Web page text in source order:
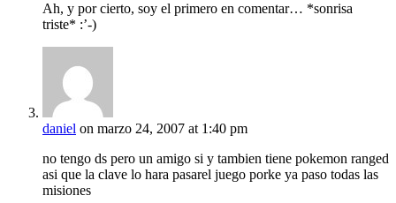
Ah, y por cierto, soy el primero en comentar… *sonrisa
triste* :’-)
daniel on marzo 24, 2007 at 1:40 pm
no tengo ds pero un amigo si y tambien tiene pokemon ranged
asi que la clave lo hara pasarel juego porke ya paso todas las
misiones